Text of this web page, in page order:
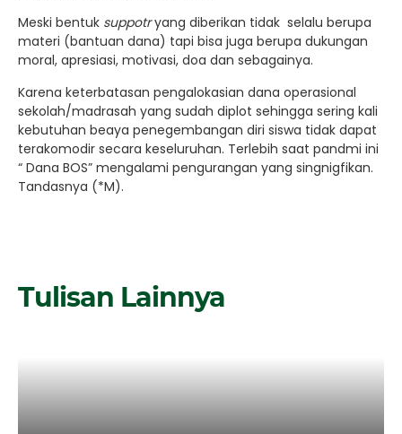
Meski bentuk suppotryang diberikan tidak selalu berupa
materi (bantuan dana) tapi bisa juga berupa dukungan
moral, apresiasi, motivasi, doa dan sebagainya.
Karena keterbatasan pengalokasian dana operasional
sekolah/madrasah yang sudah diplot sehingga sering kali
kebutuhan beaya penegembangan diri siswa tidak dapat
terakomodir secara keseluruhan. Terlebih saat pandmi ini
“ Dana BOS” mengalami pengurangan yang singnigfikan.
Tandasnya (*M).
Tulisan Lainnya